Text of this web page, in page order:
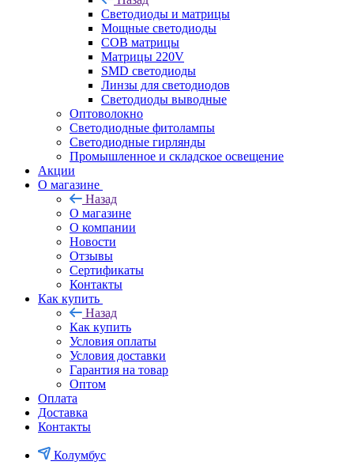
Светодиоды и матрицы
Мощные светодиоды
COB матрицы
Матрицы 220V
SMD светодиоды
Линзы для светодиодов
Светодиоды выводные
Оптоволокно
Светодиодные фитолампы
Светодиодные гирлянды
Промышленное и складское освещение
Акции
О магазине
Назад
О магазине
О компании
Новости
Отзывы
Сертификаты
Контакты
Как купить
Назад
Как купить
Условия оплаты
Условия доставки
Гарантия на товар
Оптом
Оплата
Доставка
Контакты
Колумбус